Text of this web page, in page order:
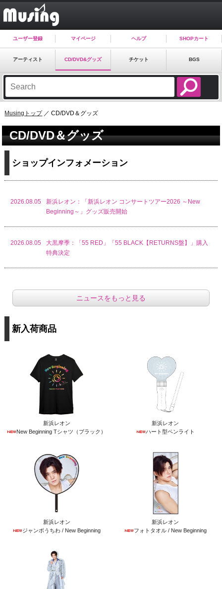
ユーザー登録 マイページ ヘルプ SHOPカート
アーティスト CD/DVD&グッズ チケット BGS
Musingトップ／ CD/DVD＆グッズ
CD/DVD＆グッズ
ショップインフォメーション
2026.08.05
新浜レオン：「新浜レオン コンサートツアー2026 ～New
Beginning～」グッズ販売開始
2026.08.05
大黒摩季：「55 RED」「55 BLACK【RETURNS盤】」購入
特典決定
CHAPTER ガラスクロック」受注販売決定
2026.07.18
BREAKERZ：「BREAKERZ 19th Anniversary Live -19
BOX-」グッズ販売開始
2026.07.15
WANDS：「WANDS Live Tour 2025 ～TIME STEW～」オリジ
ニュースをもっと見る
新入荷商品
新浜レオン
New Beginning Tシャツ（ブラック）
新浜レオン
ハート型ペンライト
新浜レオン
ジャンボうちわ / New Beginning
新浜レオン
フォトタオル / New Beginning